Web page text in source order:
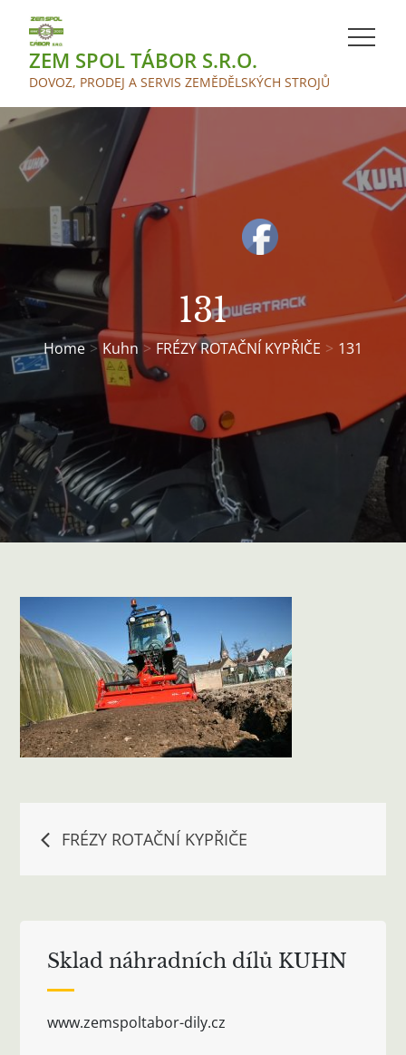
contentZEM SPOL TÁBOR S.R.O.
DOVOZ, PRODEJ A SERVIS ZEMĚDĚLSKÝCH STROJŮ
131
Home Kuhn FRÉZY ROTAČNÍ KYPŘIČE 131
Navigace
FRÉZY ROTAČNÍ KYPŘIČE
Sklad náhradních dílů KUHN
www.zemspoltabor-dily.cz